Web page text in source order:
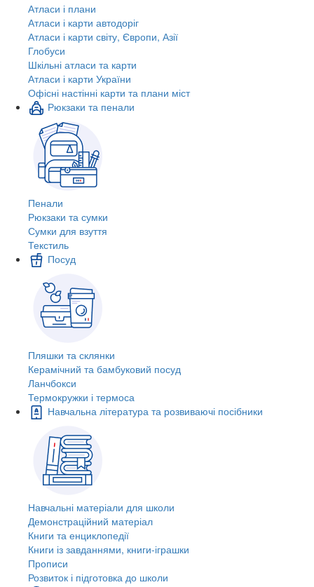
Атласи і плани
Атласи і карти автодоріг
Атласи і карти світу, Європи, Азії
Глобуси
Шкільні атласи та карти
Атласи і карти України
Офісні настінні карти та плани міст
Рюкзаки та пенали
Пенали
Рюкзаки та сумки
Сумки для взуття
Текстиль
Посуд
Пляшки та склянки
Керамічний та бамбуковий посуд
Ланчбокси
Термокружки і термоса
Навчальна література та розвиваючі посібники
Навчальні матеріали для школи
Демонстраційний матеріал
Книги та енциклопедії
Книги із завданнями, книги-іграшки
Прописи
Розвиток і підготовка до школи